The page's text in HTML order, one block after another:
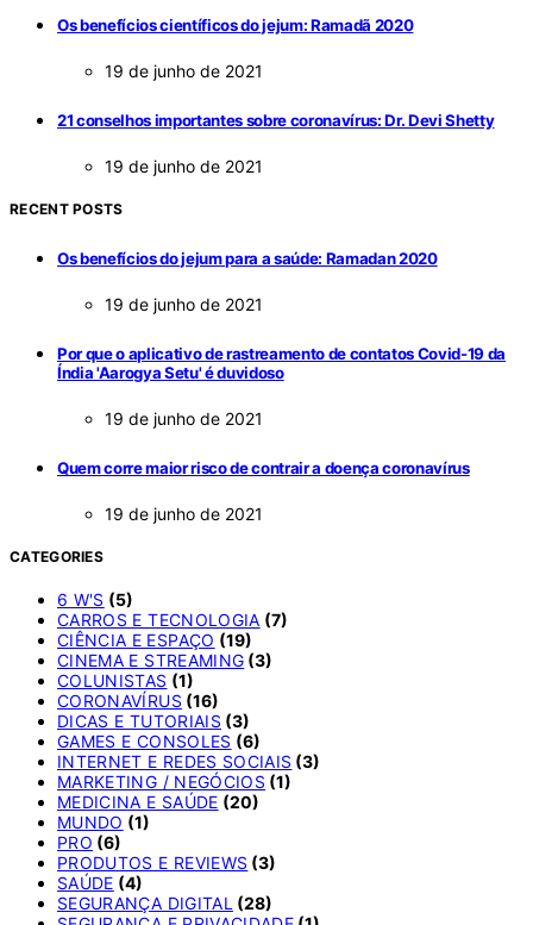
Os benefícios científicos do jejum: Ramadã 2020
19 de junho de 2021
21 conselhos importantes sobre coronavírus: Dr. Devi Shetty
19 de junho de 2021
RECENT POSTS
Os benefícios do jejum para a saúde: Ramadan 2020
19 de junho de 2021
Por que o aplicativo de rastreamento de contatos Covid-19 da
Índia 'Aarogya Setu' é duvidoso
19 de junho de 2021
Quem corre maior risco de contrair a doença coronavírus
19 de junho de 2021
CATEGORIES
6 W'S (5)
CARROS E TECNOLOGIA (7)
CIÊNCIA E ESPAÇO (19)
CINEMA E STREAMING (3)
COLUNISTAS (1)
CORONAVÍRUS (16)
DICAS E TUTORIAIS (3)
GAMES E CONSOLES (6)
INTERNET E REDES SOCIAIS (3)
MARKETING / NEGÓCIOS (1)
MEDICINA E SAÚDE (20)
MUNDO (1)
PRO (6)
PRODUTOS E REVIEWS (3)
SAÚDE (4)
SEGURANÇA DIGITAL(28)